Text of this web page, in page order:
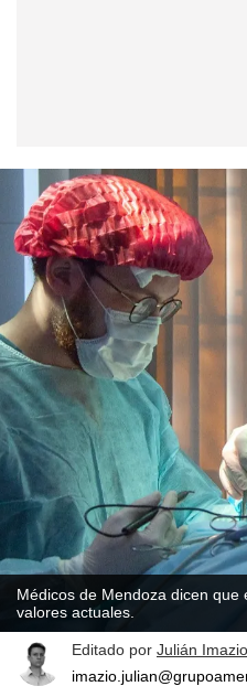
Médicos de Mendoza dicen
valores actuales.
Editado por Julián Imazio